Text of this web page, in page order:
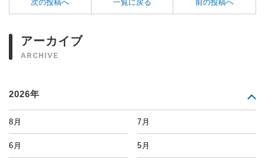
次の投稿へ 一覧に戻る 前の投稿へ
アーカイブ
ARCHIVE
2026年
8月 7月
6月 5月